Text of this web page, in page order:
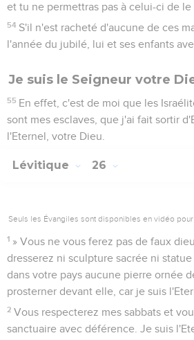
et tu ne permettras pas à celui-ci de le
54 S'il n'est racheté d'aucune de ces
l'année du jubilé, lui et ses enfants
Je suis le Seigneur votre
55 En effet, c'est de moi que les
sont mes esclaves, que j'ai fait sortir
l'Eternel, votre Dieu.
Lévitique 26
Seuls les Évangiles sont disponibles en vidéo pour
1 » Vous ne vous ferez pas de faux
dresserez ni sculpture sacrée ni
dans votre pays aucune pierre ornée
prosterner devant elle, car je suis
2 Vous respecterez mes sabbats et
sanctuaire avec déférence. Je suis